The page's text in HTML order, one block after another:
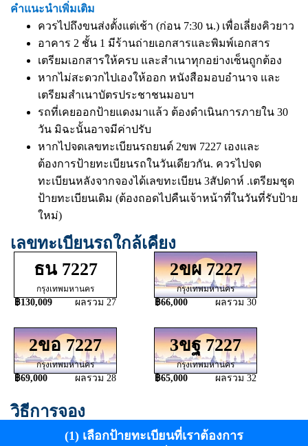
คำแนะนำเพิ่มเติม
ควรไปถึงขนส่งตั้งแต่เช้า (ก่อน 7:30 น.) เพื่อเลี่ยงคิวยาว
อาคาร 2 ชั้น 1 มีร้านถ่ายเอกสารและพิมพ์เอกสาร
เตรียมเอกสารให้ครบ และสำเนาทุกอย่างเซ็นถูกต้อง
หากไม่สะดวกไปเองให้ออก หนังสือมอบอำนาจ และ
เตรียมสำเนาบัตรประชาชนมอบฯ
รถที่เคยออกป้ายแดงมาแล้ว ต้องดำเนินการภายใน 30
วัน มิฉะนั้นอาจมีค่าปรับ
หากไปจดเลขทะเบียนรถยนต์ 2ขพ 7227 เองและ
ต้องการป้ายทะเบียนรถในวันเดียวกัน. ควรไปจด
ทะเบียนหลังจากจองได้เลขทะเบียน 3สัปดาห์ .เตรียมชุด
ป้ายทะเบียนเดิม (ต้องถอดไปคืนเจ้าหน้าที่ในวันที่รับป้าย
ใหม่)
เลขทะเบียนรถใกล้เคียง
ธน 7227
กรุงเทพมหานคร
฿130,009 ผลรวม 27
2ขผ 7227
กรุงเทพมหานคร
฿66,000 ผลรวม 30
2ขอ 7227
กรุงเทพมหานคร
฿69,000 ผลรวม 28
3ขฐ 7227
กรุงเทพมหานคร
฿65,000 ผลรวม 32
วิธีการจอง
(1) เลือกป้ายทะเบียนที่เราต้องการ